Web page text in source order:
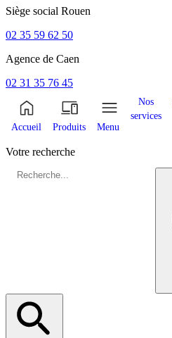
Siège social Rouen
02 35 59 62 50
Agence de Caen
02 31 35 76 45
Accueil Produits Menu
Nos
services
Votre recherche